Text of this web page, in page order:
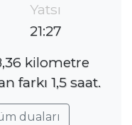
Yatsı
21:27
kilometre
farkı 1,5 saat.
duaları